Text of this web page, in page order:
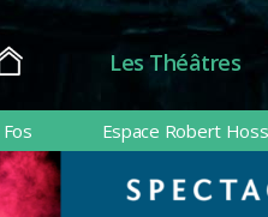
Les Théâtres
Espace Robert